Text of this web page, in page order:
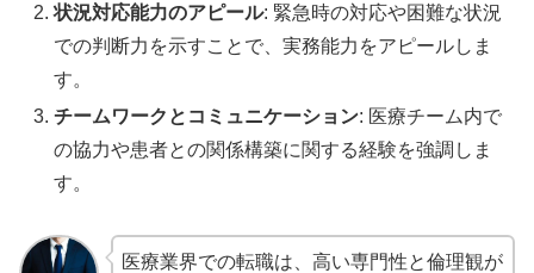
状況対応能力のアピール: 緊急時の対応や困難な状況
での判断力を示すことで、実務能力をアピールしま
す。
チームワークとコミュニケーション: 医療チーム内で
の協力や患者との関係構築に関する経験を強調しま
す。
医療業界での転職は、高い専門性と倫理観が